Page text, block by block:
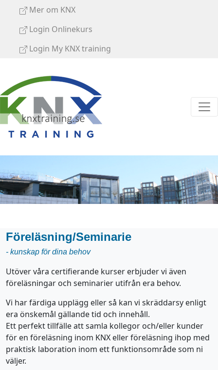
Mer om KNX
Login Onlinekurs
Login My KNX training
Föreläsning/Seminarie
- kunskap för dina behov
Utöver våra certifierande kurser erbjuder vi även
föreläsningar och seminarier utifrån era behov.
Vi har färdiga upplägg eller så kan vi skräddarsy enligt
era önskemål gällande tid och innehåll.
Ett perfekt tillfälle att samla kollegor och/eller kunder
för en föreläsning inom KNX eller föreläsning ihop med
praktisk laboration inom ett funktionsområde som ni
väljer.